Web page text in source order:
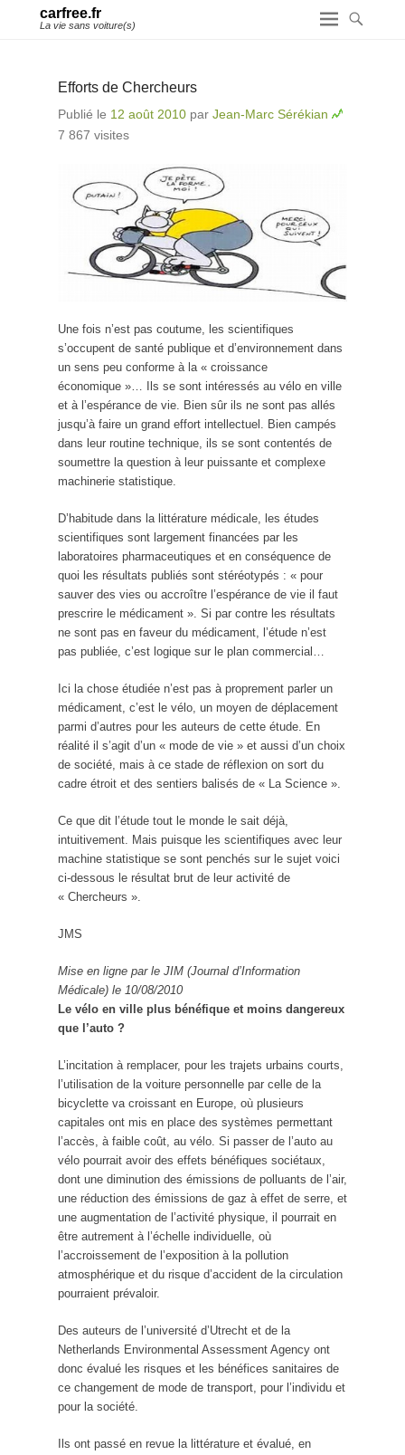
carfree.fr
La vie sans voiture(s)
Efforts de Chercheurs
Publié le 12 août 2010 par Jean-Marc Sérékian
7 867 visites
Une fois n’est pas coutume, les scientifiques
s’occupent de santé publique et d’environnement dans
un sens peu conforme à la « croissance
économique »… Ils se sont intéressés au vélo en ville
et à l’espérance de vie. Bien sûr ils ne sont pas allés
jusqu’à faire un grand effort intellectuel. Bien campés
dans leur routine technique, ils se sont contentés de
soumettre la question à leur puissante et complexe
machinerie statistique.
D’habitude dans la littérature médicale, les études
scientifiques sont largement financées par les
laboratoires pharmaceutiques et en conséquence de
quoi les résultats publiés sont stéréotypés : « pour
sauver des vies ou accroître l’espérance de vie il faut
prescrire le médicament ». Si par contre les résultats
ne sont pas en faveur du médicament, l’étude n’est
pas publiée, c’est logique sur le plan commercial…
Ici la chose étudiée n’est pas à proprement parler un
médicament, c’est le vélo, un moyen de déplacement
parmi d’autres pour les auteurs de cette étude. En
réalité il s’agit d’un « mode de vie » et aussi d’un choix
de société, mais à ce stade de réflexion on sort du
cadre étroit et des sentiers balisés de « La Science ».
Ce que dit l’étude tout le monde le sait déjà,
intuitivement. Mais puisque les scientifiques avec leur
machine statistique se sont penchés sur le sujet voici
ci-dessous le résultat brut de leur activité de
« Chercheurs ».
JMS
Mise en ligne par le JIM (Journal d’Information
Médicale) le 10/08/2010
Le vélo en ville plus bénéfique et moins dangereux
que l’auto ?
L’incitation à remplacer, pour les trajets urbains courts,
l’utilisation de la voiture personnelle par celle de la
bicyclette va croissant en Europe, où plusieurs
capitales ont mis en place des systèmes permettant
l’accès, à faible coût, au vélo. Si passer de l’auto au
vélo pourrait avoir des effets bénéfiques sociétaux,
dont une diminution des émissions de polluants de l’air,
une réduction des émissions de gaz à effet de serre, et
une augmentation de l’activité physique, il pourrait en
être autrement à l’échelle individuelle, où
l’accroissement de l’exposition à la pollution
atmosphérique et du risque d’accident de la circulation
pourraient prévaloir.
Des auteurs de l’université d’Utrecht et de la
Netherlands Environmental Assessment Agency ont
donc évalué les risques et les bénéfices sanitaires de
ce changement de mode de transport, pour l’individu et
pour la société.
Ils ont passé en revue la littérature et évalué, en